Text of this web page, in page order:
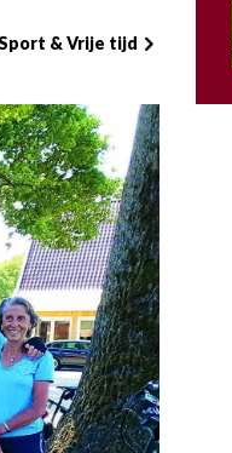
& Vrije tijd